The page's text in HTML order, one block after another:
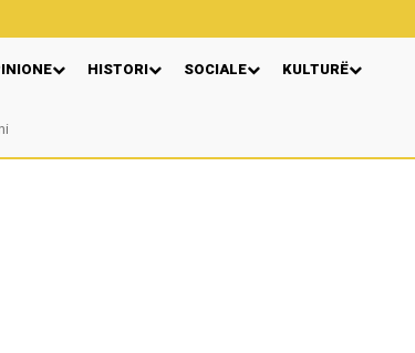
HISTORI SOCIALE KULTURË
– NJË EMËR I NJOHUR I DIASPORËS SHQIPTARE NË ITALI